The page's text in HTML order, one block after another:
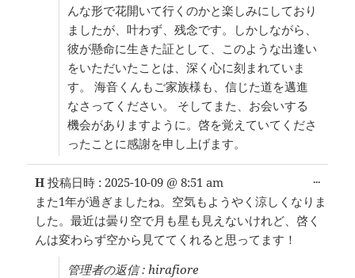
んな形で花開いて行くのかと楽しみにしており
ましたが、叶わず、残念です。しかしながら、
彼が懸命に生きた証として、このような出逢い
をいただいたことは、深く心に刻まれていま
す。 海音くんもご家族様も、信じた道を邁進
なさってください。 そしてまた、お会いする
機会がありますように。啓を覚えていてくださ
ったことに感謝を申し上げます。
H投稿日時 : 2025-10-09 @ 8:51 am
また1年が過ぎましたね。空気もようやく涼しくなりま
した。最近は曇り空で月も星も見えないけれど、啓く
んは変わらず空から見ててくれると思ってます！
管理者の返信 : hirafiore
...こ
メ